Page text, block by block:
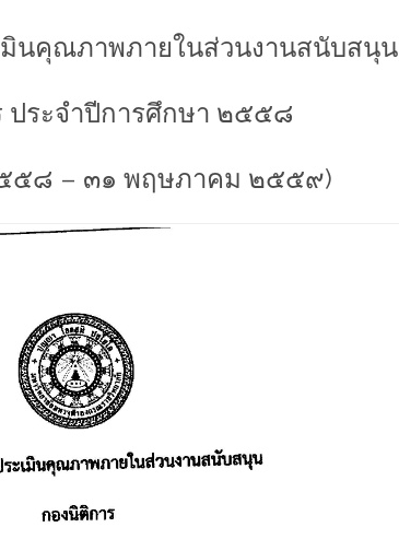
มินคุณภาพภายในส่วนงานสนับสนุน
ประจำปีการศึกษา ๒๕๕๘
๕๘ – ๓๑ พฤษภาคม ๒๕๕๙)